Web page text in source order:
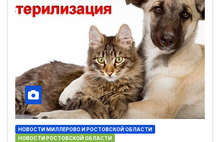
НОВОСТИ МИЛЛЕРОВО И РОСТОВСКОЙ ОБЛАСТИ
НОВОСТИ РОСТОВСКОЙ ОБЛАСТИ